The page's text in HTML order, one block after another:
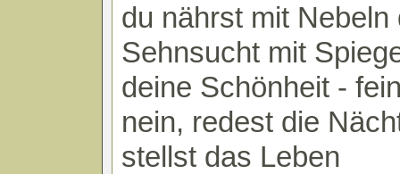
du nährst mit Nebeln
Sehnsucht mit
deine Schönheit -
nein, redest die
stellst das Leben